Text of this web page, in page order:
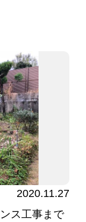
2020.11.27
ス工事まで